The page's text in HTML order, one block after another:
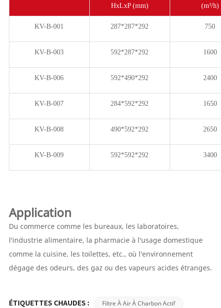
HxLxP (mm)
(m³/h)
KV-B-001 287*287*292 750
KV-B-003 592*287*292 1600
KV-B-006 592*490*292 2400
KV-B-007 284*592*292 1650
KV-B-008 490*592*292 2650
KV-B-009 592*592*292 3400
Application
Du commerce comme les bureaux, les laboratoires,
l'industrie alimentaire, la pharmacie à l'usage domestique
comme la cuisine, les toilettes, etc., où l'environnement
dégage des odeurs, des gaz ou des vapeurs acides étranges.
ÉTIQUETTES CHAUDES :
Filtre À Air À Charbon Actif